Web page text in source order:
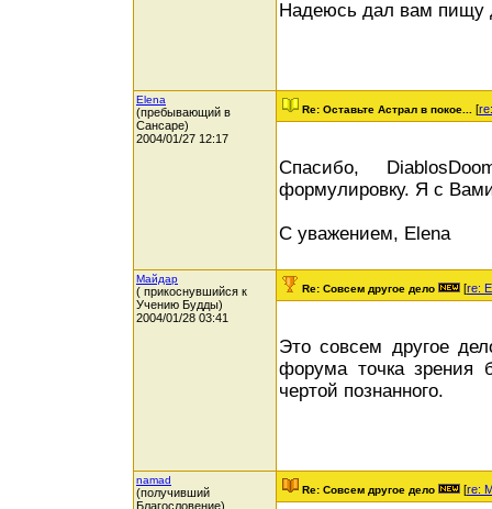
Надеюсь дал вам пищу
Elena
(пребывающий в
Сансаре)
2004/01/27 12:17
Re: Оставьте Астрал в покое... [
Спасибо,
формулировку. Я с
С уважением, Elena
Майдар
( прикоснувшийся к
Учению Будды)
2004/01/28 03:41
Re: Совсем другое дело [re:
Это совсем другое
форума точка зрения
чертой познанного.
namad
(получивший
Благословение)
Re: Совсем другое дело [re: